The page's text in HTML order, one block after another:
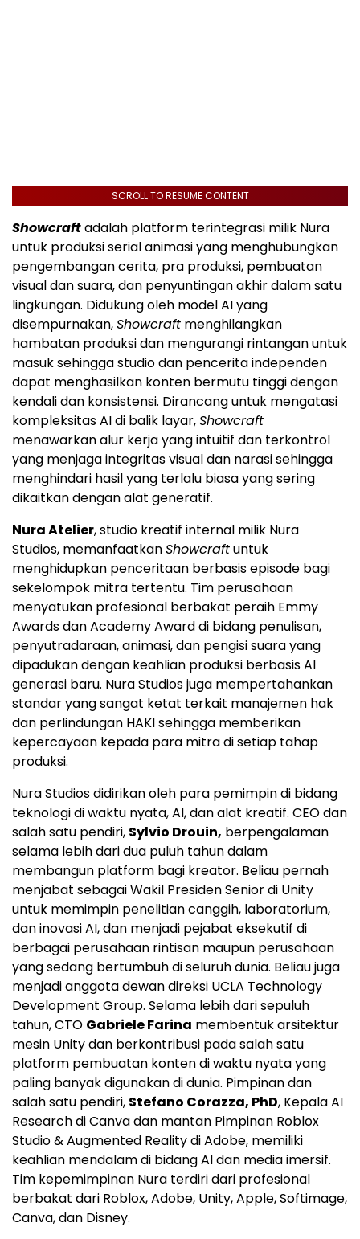
SCROLL TO RESUME CONTENT
Showcraftadalah platform terintegrasi milik Nura
untuk produksi serial animasi yang menghubungkan
pengembangan cerita, pra produksi, pembuatan
visual dan suara, dan penyuntingan akhir dalam satu
lingkungan. Didukung oleh model AI yang
disempurnakan,Showcraft menghilangkan
hambatan produksi dan mengurangi rintangan untuk
masuk sehingga studio dan pencerita independen
dapat menghasilkan konten bermutu tinggi dengan
kendali dan konsistensi. Dirancang untuk mengatasi
kompleksitas AI di balik layar,Showcraft
menawarkan alur kerja yang intuitif dan terkontrol
yang menjaga integritas visual dan narasi sehingga
menghindari hasil yang terlalu biasa yang sering
dikaitkan dengan alat generatif.
Nura Atelier, studio kreatif internal milik Nura
Studios, memanfaatkanShowcraftuntuk
menghidupkan penceritaan berbasis episode bagi
sekelompok mitra tertentu. Tim perusahaan
menyatukan profesional berbakat peraih Emmy
Awards dan Academy Award di bidang penulisan,
penyutradaraan, animasi, dan pengisi suara yang
dipadukan dengan keahlian produksi berbasis AI
generasi baru. Nura Studios juga mempertahankan
standar yang sangat ketat terkait manajemen hak
dan perlindungan HAKI sehingga memberikan
kepercayaan kepada para mitra di setiap tahap
produksi.
Nura Studios didirikan oleh para pemimpin di bidang
teknologi di waktu nyata, AI, dan alat kreatif. CEO dan
salah satu pendiri, Sylvio Drouin, berpengalaman
selama lebih dari dua puluh tahun dalam
membangun platform bagi kreator. Beliau pernah
menjabat sebagai Wakil Presiden Senior di Unity
untuk memimpin penelitian canggih, laboratorium,
dan inovasi AI, dan menjadi pejabat eksekutif di
berbagai perusahaan rintisan maupun perusahaan
yang sedang bertumbuh di seluruh dunia. Beliau juga
menjadi anggota dewan direksi UCLA Technology
Development Group. Selama lebih dari sepuluh
tahun, CTO Gabriele Farina membentuk arsitektur
mesin Unity dan berkontribusi pada salah satu
platform pembuatan konten di waktu nyata yang
paling banyak digunakan di dunia. Pimpinan dan
salah satu pendiri, Stefano Corazza, PhD, Kepala AI
Research di Canva dan mantan Pimpinan Roblox
Studio & Augmented Reality di Adobe, memiliki
keahlian mendalam di bidang AI dan media imersif.
Tim kepemimpinan Nura terdiri dari profesional
berbakat dari Roblox, Adobe, Unity, Apple, Softimage,
Canva, dan Disney.